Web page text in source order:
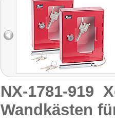
NX-1781-919
Wandkästen